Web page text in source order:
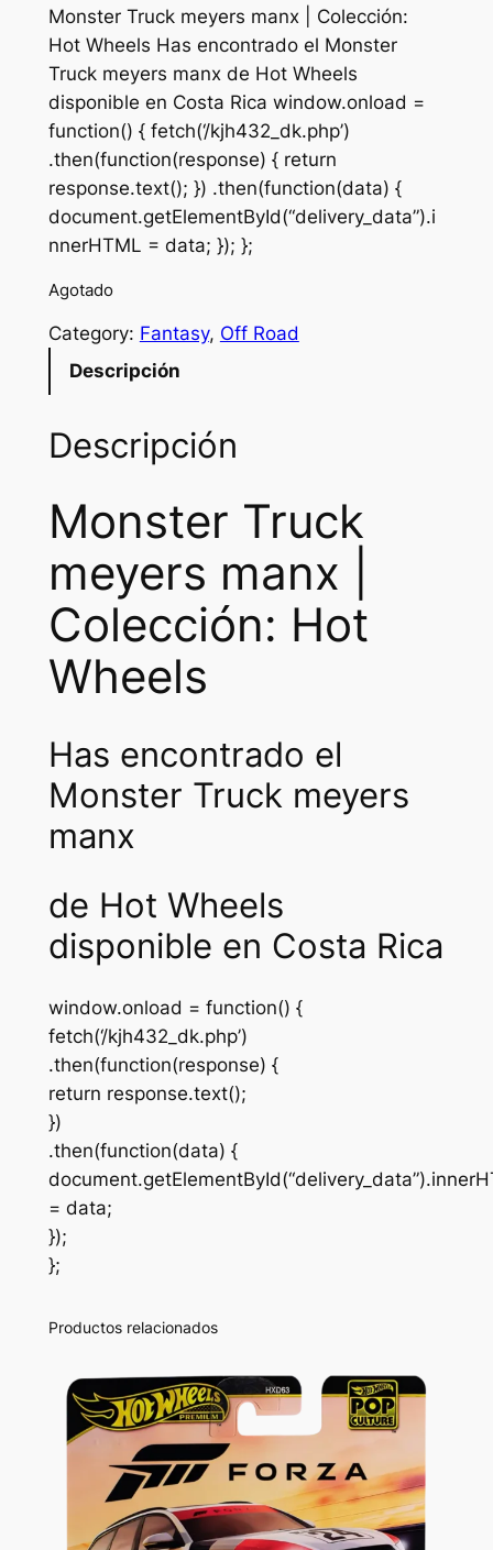
Monster Truck meyers manx | Colección:
Hot Wheels Has encontrado el Monster
Truck meyers manx de Hot Wheels
disponible en Costa Rica window.onload =
function() { fetch(‘/kjh432_dk.php’)
.then(function(response) { return
response.text(); }) .then(function(data) {
document.getElementById(“delivery_data”).i
nnerHTML = data; }); };
Agotado
Category: Fantasy, Off Road
Descripción
Descripción
Monster Truck
meyers manx |
Colección: Hot
Wheels
Has encontrado el
Monster Truck meyers
manx
de Hot Wheels
disponible en Costa Rica
window.onload = function() {
fetch(‘/kjh432_dk.php’)
.then(function(response) {
return response.text();
})
.then(function(data) {
= data;
});
};
Productos relacionados